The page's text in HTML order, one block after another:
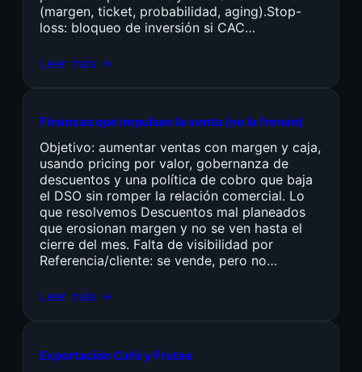
(margen, ticket, probabilidad, aging).Stop-
loss: bloqueo de inversión si CAC…
Leer más →
Finanzas que impulsan la venta (no la frenan)
Objetivo: aumentar ventas con margen y caja,
usando pricing por valor, gobernanza de
descuentos y una política de cobro que baja
el DSO sin romper la relación comercial. Lo
que resolvemos Descuentos mal planeados
que erosionan margen y no se ven hasta el
cierre del mes. Falta de visibilidad por
Referencia/cliente: se vende, pero no…
Leer más →
Exportación Café y Frutas